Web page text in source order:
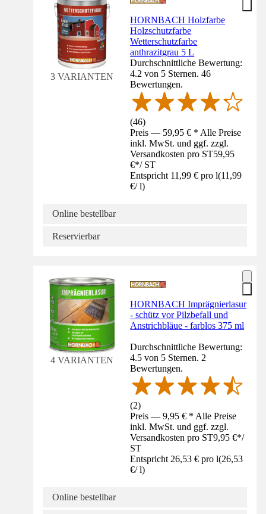
3 VARIANTEN
HORNBACH Holzfarbe
Holzschutzfarbe
Wetterschutzfarbe
anthrazitgrau 5 L
Durchschnittliche Bewertung:
4.2 von 5 Sternen. 46
Bewertungen.
(46)
Preis — 59,95 € * Alle Preise
inkl. MwSt. und ggf. zzgl.
Versandkosten pro ST59,95
€*/ ST
Entspricht 11,99 € pro l(11,99
€/ l)
Online bestellbar
Reservierbar
4 VARIANTEN
HORNBACH Imprägnierlasur
- schütz vor Pilzbefall und
Anstrichbläue - farblos 375 ml
Durchschnittliche Bewertung:
4.5 von 5 Sternen. 2
Bewertungen.
(2)
Preis — 9,95 € * Alle Preise
inkl. MwSt. und ggf. zzgl.
Versandkosten pro ST9,95 €*/
ST
Entspricht 26,53 € pro l(26,53
€/ l)
Online bestellbar